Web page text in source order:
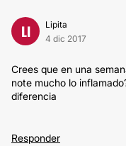
LI
Lipita
4 dic 2017
Crees que en una
note mucho lo
diferencia
Responder